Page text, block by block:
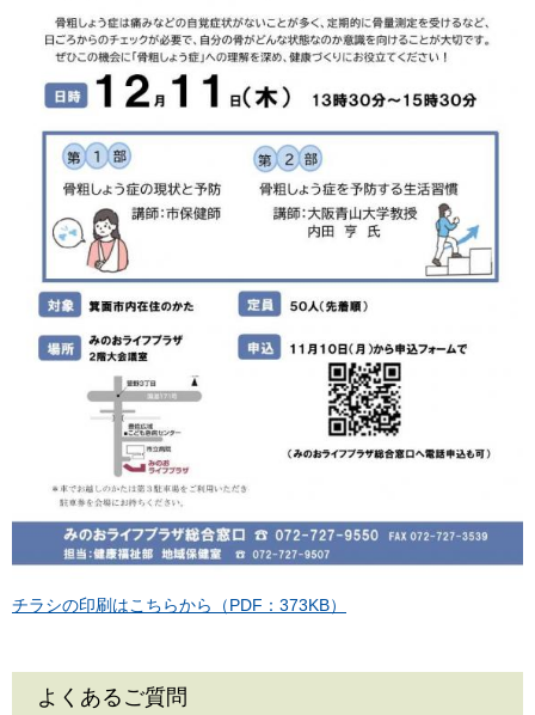
チラシの印刷はこちらから（PDF：373KB）
よくあるご質問